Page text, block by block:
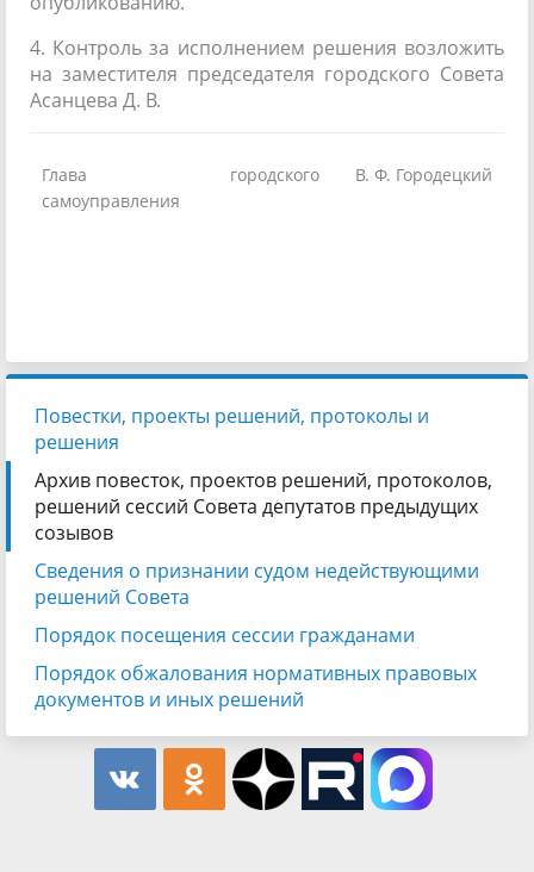
4. Контроль за исполнением решения возложить
на заместителя председателя городского Совета
Асанцева Д. В.
Глава городского
самоуправления
В. Ф. Городецкий
Повестки, проекты решений, протоколы и
решения
Архив повесток, проектов решений, протоколов,
решений сессий Совета депутатов предыдущих
созывов
Сведения о признании судом недействующими
решений Совета
Порядок посещения сессии гражданами
Порядок обжалования нормативных правовых
документов и иных решений